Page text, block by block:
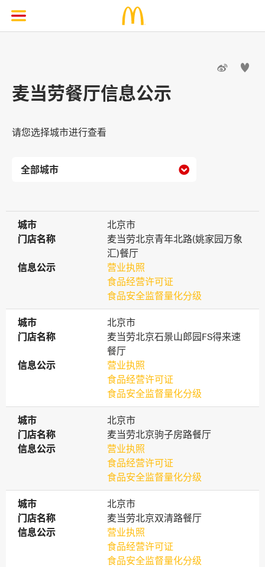
 
麦当劳餐厅信息公示
请您选择城市进行查看

城市
城市
北京市
门店名称
门店名称
麦当劳北京青年北路(姚家园万象
汇)餐厅
信息公示
信息公示
营业执照
食品经营许可证
食品安全监督量化分级
城市
城市
北京市
门店名称
门店名称
麦当劳北京石景山郎园FS得来速
餐厅
信息公示
信息公示
营业执照
食品经营许可证
食品安全监督量化分级
城市
城市
北京市
门店名称
门店名称
麦当劳北京驹子房路餐厅
信息公示
信息公示
营业执照
食品经营许可证
食品安全监督量化分级
城市
城市
北京市
门店名称
门店名称
麦当劳北京双清路餐厅
信息公示
信息公示
营业执照
食品经营许可证
食品安全监督量化分级